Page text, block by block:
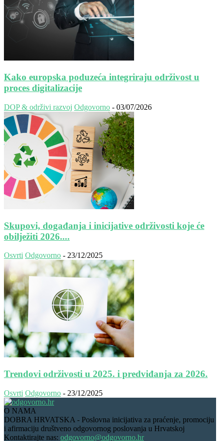
Kako europska poduzeća integriraju održivost u
proces digitalizacije
DOP & održivi razvoj Odgovorno - 03/07/2026
Skupovi, događanja i inicijative održivosti koje će
obilježiti 2026....
Osvrti Odgovorno - 23/12/2025
Trendovi održivosti u 2025. i predviđanja za 2026.
Osvrti Odgovorno - 23/12/2025
O NAMA
DOBRA HRVATSKA - Poslovna inicijativa za praćenje, promociju
i afirmaciju društveno odgovornog poslovanja u Hrvatskoj
Kontaktirajte nas: odgovorno@odgovorno.hr